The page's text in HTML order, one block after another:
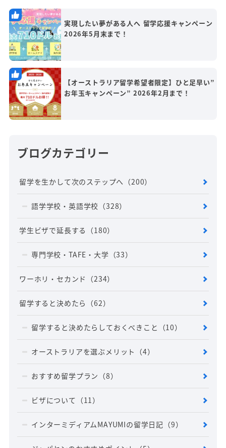
実現したい夢がある人へ 留学応援キャンペーン
2026年5月末まで！
【オーストラリア留学希望者限定】ひと足早い”
お年玉キャンペーン” 2026年2月まで！
ブログカテゴリー
留学を生かして次のステップへ （200）
語学学校・英語学校 （328）
学生ビザで延長する （180）
専門学校・TAFE・大学 （33）
ワーホリ・セカンド （234）
留学すると決めたら （62）
留学すると決めたらしておくべきこと （10）
オーストラリアを選ぶメリット （4）
おすすめ留学プラン （8）
ビザについて （11）
インターミディアムMAYUMIの留学日記 （9）